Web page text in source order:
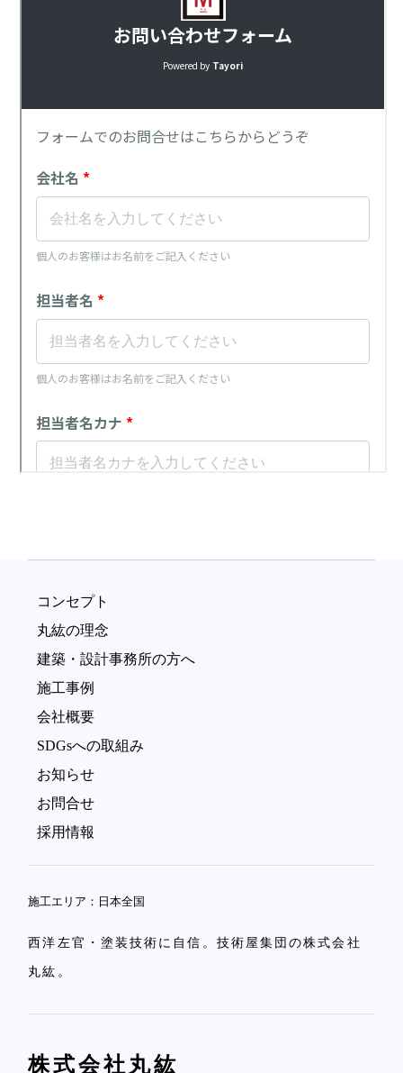
コンセプト
丸紘の理念
建築・設計事務所の方へ
施工事例
会社概要
SDGsへの取組み
お知らせ
お問合せ
採用情報
施工エリア：日本全国
西洋左官・塗装技術に自信。技術屋集団の株式会社
丸紘。
株式会社丸紘